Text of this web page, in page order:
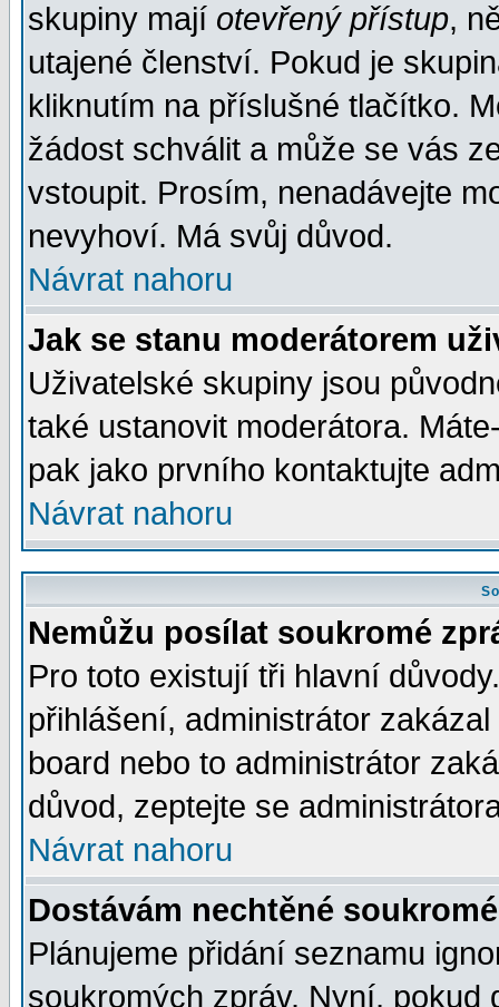
skupiny mají otevřený přístup,
utajené členství. Pokud je
kliknutím na příslušné tlačítko.
žádost schválit a může se vás
vstoupit. Prosím, nenadávejte
nevyhoví. Má svůj důvod.
Návrat nahoru
Jak se stanu moderátorem
Uživatelské skupiny jsou
také ustanovit moderátora.
pak jako prvního kontaktujte
Návrat nahoru
Nemůžu posílat soukromé
Pro toto existují tři hlavní
přihlášení, administrátor
board nebo to administrátor
důvod, zeptejte se
Návrat nahoru
Dostávám nechtěné
Plánujeme přidání seznamu
soukromých zpráv. Nyní, pokud